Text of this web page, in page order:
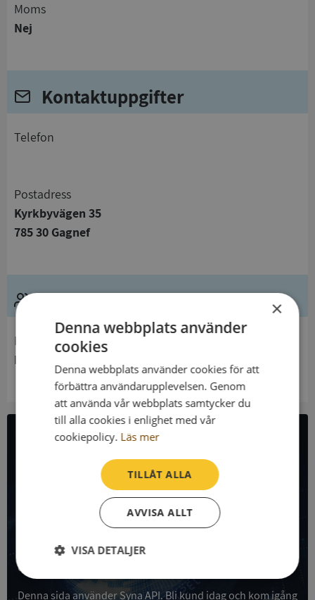
Moms
Nej
Kontaktuppgifter
telefon
Postadress
Kyrkbyvägen 35
785 30 Gagnef
Ledning
Innehavare
Mockfjärds Församling
All företagsdata i API
Få all denna företagsinformation i Syna API
Syna API är ett blixtsnabbt API där du kan hämta
registrerade företagsuppgifter, betalningsanmärkningar,
skatteuppgifter och mycket mer på alla Sveriges företag
och personer.
Denna sida använder Syna API. Bli kund idag och kom igång
×
Denna webbplats använder
cookies
Denna webbplats använder cookies för att
förbättra användarupplevelsen. Genom
att använda vår webbplats samtycker du
till alla cookies i enlighet med vår
cookiepolicy. Läs mer
TILLÅT ALLA
AVVISA ALLT
VISA DETALJER
Strikt
nödvändigt
Prestanda Inriktning